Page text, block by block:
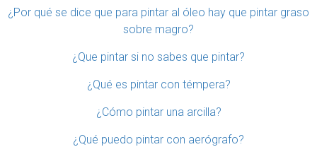
¿Por qué se dice que para pintar al óleo hay que pintar graso
sobre magro?
¿Que pintar si no sabes que pintar?
¿Qué es pintar con témpera?
¿Cómo pintar una arcilla?
¿Qué puedo pintar con aerógrafo?